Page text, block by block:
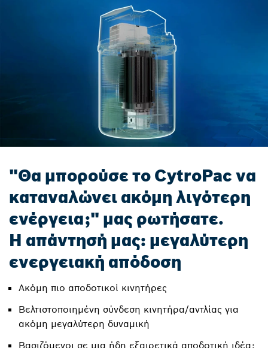
"Θα μπορούσε το CytroPac να
καταναλώνει ακόμη λιγότερη
ενέργεια;" μας ρωτήσατε.
Η απάντησή μας: μεγαλύτερη
ενεργειακή απόδοση
Ακόμη πιο αποδοτικοί κινητήρες
Βελτιστοποιημένη σύνδεση κινητήρα/αντλίας για
ακόμη μεγαλύτερη δυναμική
Βασιζόμενοι σε μια ήδη εξαιρετικά αποδοτική ιδέα: